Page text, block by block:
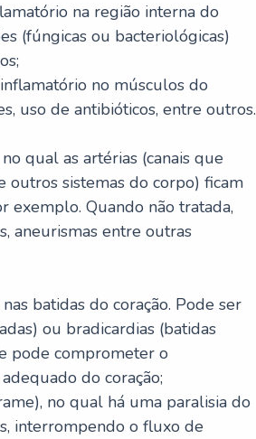
na região interna do
(fúngicas ou bacteriológicas)
no músculos do
uso de antibióticos, entre outros.
qual as artérias (canais que
outros sistemas do corpo) ficam
exemplo. Quando não tratada,
aneurismas entre outras
batidas do coração. Pode ser
ou bradicardias (batidas
pode comprometer o
do coração;
no qual há uma paralisia do
interrompendo o fluxo de